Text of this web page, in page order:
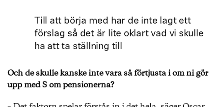
Till att börja med har de inte lagt ett
förslag så det är lite oklart vad vi skulle
ha att ta ställning till
Och de skulle kanske inte vara så förtjusta i om ni gör
upp med S om pensionerna?